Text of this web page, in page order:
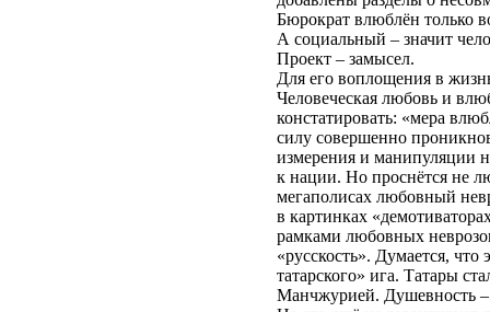
Бюрократ влюблён только
А социальный – значит
Проект – замысел.
Для его воплощения в
Человеческая любовь и
констатировать: «мера
силу совершенно
измерения и манипуляции
к нации. Но проснётся не
мегаполисах любовный
в картинках
рамками любовных
«русскость». Думается,
татарского» ига. Татары
Манчжурией. Душевность